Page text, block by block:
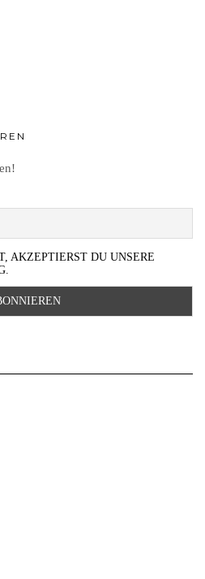
AKZEPTIERST DU UNSERE